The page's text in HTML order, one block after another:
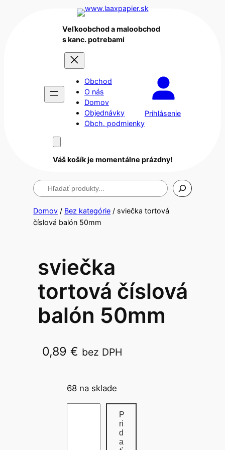
Veľkoobchod a maloobchod
s kanc. potrebami
Obchod
O nás
Domov
Objednávky
Obch. podmienky
Prihlásenie
Váš košík je momentálne prázdny!
Hľadanie
Domov / Bez kategórie / sviečka tortová
číslová balón 50mm
sviečka
tortová číslová
balón 50mm
0,89€ bez DPH
68 na sklade
P
ri
d
a